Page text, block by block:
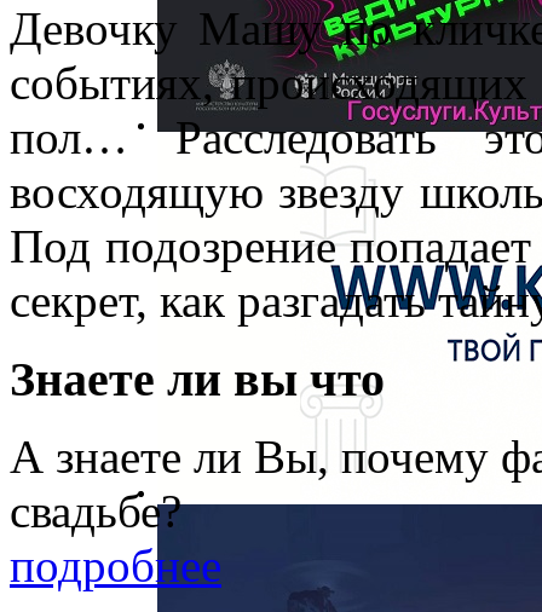
Девочку Машу по
событиях,
пол… Расследовать
восходящую звезду
Под подозрение
секрет, как разгадать
Знаете ли вы что
А знаете ли Вы, почему
свадьбе?
подробнее